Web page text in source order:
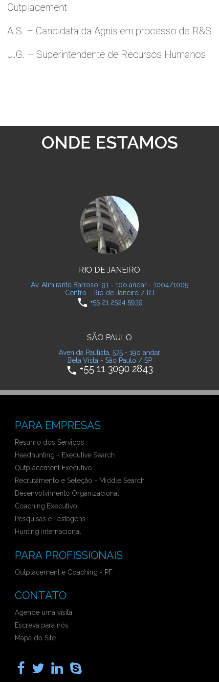
Outplacement
A.S. – Candidata da Agnis em processo de R&S
J.G. – Superintendente de Recursos Humanos
ONDE ESTAMOS
RIO DE JANEIRO
Av. Almirante Barroso, 91 - 10o andar - 1004/1005
Centro - Rio de Janeiro / RJ
phone +55 21 2524 5939
SÃO PAULO
Avenida Paulista, 575 - 19o andar
Bela Vista - São Paulo / SP
phone +55 11 3090 2843
PARA EMPRESAS
Resumo dos Serviços
Headhunting - Executive Search
Outplacement Executivo
Recrutamento e Seleção - Middle Search
Desenvolvimento Organizacional
Coaching Executivo
Pesquisas e Testagens
Hunting Internacional
PARA PROFISSIONAIS
Outplacement e Coaching - PF
CONTATO
Agende uma visita
Escreva para nós
Mapa do Site